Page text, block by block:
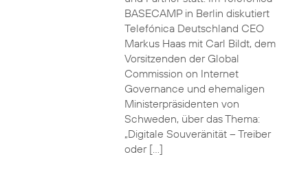
BASECAMP in Berlin diskutiert
Telefónica Deutschland CEO
Markus Haas mit Carl Bildt, dem
Vorsitzenden der Global
Commission on Internet
Governance und ehemaligen
Ministerpräsidenten von
Schweden, über das Thema:
„Digitale Souveränität – Treiber
oder […]